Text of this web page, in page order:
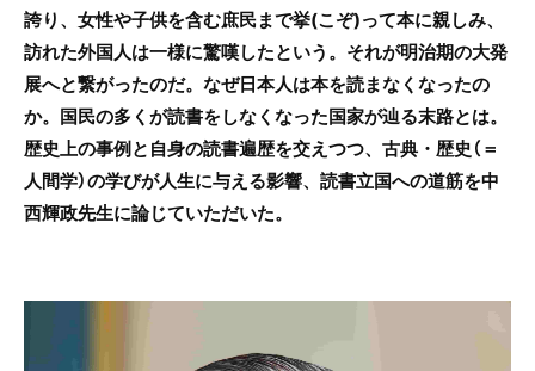
誇り、女性や子供を含む庶民まで挙(こぞ)って本に親しみ、
訪れた外国人は一様に驚嘆したという。それが明治期の大発
展へと繋がったのだ。なぜ日本人は本を読まなくなったの
か。国民の多くが読書をしなくなった国家が辿る末路とは。
歴史上の事例と自身の読書遍歴を交えつつ、古典・歴史（＝
人間学）の学びが人生に与える影響、読書立国への道筋を中
西輝政先生に論じていただいた。